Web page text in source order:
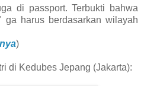
di passport. Terbukti bahwa
ga harus berdasarkan wilayah
)
di Kedubes Jepang (Jakarta):